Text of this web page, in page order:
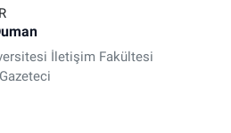
İletişim Fakültesi